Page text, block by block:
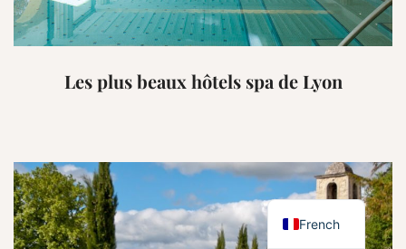
Les plus beaux hôtels spa de Lyon
French
English